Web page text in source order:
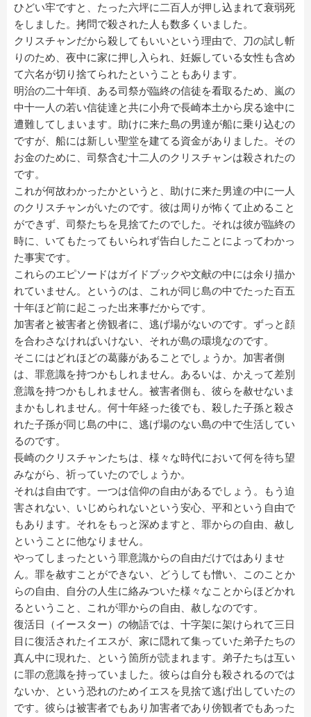
ひどい牢ですと、たった六坪に二百人が押し込まれて衰弱死
をしました。拷問で殺された人も数多くいました。
クリスチャンだから殺してもいいという理由で、刀の試し斬
りのため、夜中に家に押し入られ、妊娠している女性も含め
て六名が切り捨てられたということもあります。
明治の二十年頃、ある司祭が臨終の信徒を看取るため、嵐の
中十一人の若い信徒達と共に小舟で長崎本土から戻る途中に
遭難してしまいます。助けに来た島の男達が船に乗り込むの
ですが、船には新しい聖堂を建てる資金がありました。その
お金のために、司祭含む十二人のクリスチャンは殺されたの
です。
これが何故わかったかというと、助けに来た男達の中に一人
のクリスチャンがいたのです。彼は周りが怖くて止めること
ができず、司祭たちを見捨てたのでした。それは彼が臨終の
時に、いてもたってもいられず告白したことによってわかっ
た事実です。
これらのエピソードはガイドブックや文献の中には余り描か
れていません。というのは、これが同じ島の中でたった百五
十年ほど前に起こった出来事だからです。
加害者と被害者と傍観者に、逃げ場がないのです。ずっと顔
を合わさなければいけない、それが島の環境なのです。
そこにはどれほどの葛藤があることでしょうか。加害者側
は、罪意識を持つかもしれません。あるいは、かえって差別
意識を持つかもしれません。被害者側も、彼らを赦せないま
まかもしれません。何十年経った後でも、殺した子孫と殺さ
れた子孫が同じ島の中に、逃げ場のない島の中で生活してい
るのです。
長崎のクリスチャンたちは、様々な時代において何を待ち望
みながら、祈っていたのでしょうか。
それは自由です。一つは信仰の自由があるでしょう。もう迫
害されない、いじめられないという安心、平和という自由で
もあります。それをもっと深めますと、罪からの自由、赦し
ということに他なりません。
やってしまったという罪意識からの自由だけではありませ
ん。罪を赦すことができない、どうしても憎い、このことか
らの自由、自分の人生に絡みついた様々なことからほどかれ
るということ、これが罪からの自由、赦しなのです。
復活日（イースター）の物語では、十字架に架けられて三日
目に復活されたイエスが、家に隠れて集っていた弟子たちの
真ん中に現れた、という箇所が読まれます。弟子たちは互い
に罪の意識を持っていました。彼らは自分も殺されるのでは
ないか、という恐れのためイエスを見捨て逃げ出していたの
です。彼らは被害者でもあり加害者であり傍観者でもあった